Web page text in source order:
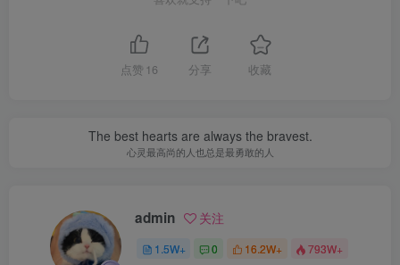
点赞 16 分享 收藏
The best hearts are always the bravest.
心灵最高尚的人也总是最勇敢的人
admin 关注
1.5W+ 0 16.2W+ 793W+